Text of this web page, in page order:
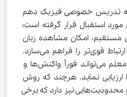
که تدریس خصوصی فیزیک دهم
استقبال قرار گرفته است؛
مستقیم، امکان مشاهده زبان
بدن دانش آموز و ایجاد ارتباط قوی‌تر را فراهم می‌سازد.
همچنین در این شیوه، معلم می‌تواند فوراً واکنش‌ها و
نماید. هرچند که روش
تدریس حضوری معایب و محدودیت‌هایی نیز دارد که برخی